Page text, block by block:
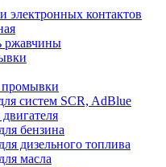
электронных контактов
ржавчины
систем SCR, AdBlue
бензина
дизельного топлива
масла